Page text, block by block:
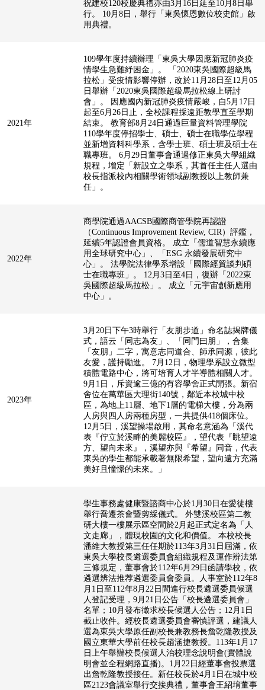
祝建校120校慶典禮亦由3月16日延至10月8日舉
行。 10月8日，舉行「東吳懷恩數位校史館」啟
用典禮。
2021年
109學年度持續辦理「東吳大學因應新冠肺炎疫
情學生急難紓困金」。 「2020東吳國際超級馬
拉松」受疫情影響停辦，改於11月28日至12月05
日舉辦「2020東吳國際超級馬拉松線上研討
會」。 因應國內新冠肺炎疫情嚴峻，自5月17日
起至6月26日止，全校課程採遠距教學直至學期
結束。 教育部8月24日通過巨量資料管理學院
110學年度停招學士、碩士、碩士在職學位學程
並新增資料科學系，含學士班、碩士班及碩士在
職專班。 6月29日董事會通過修正東吳大學組織
規程，增定「新設立之學系，其首任主任人選由
校長指派校內相關學術領域副教授以上教師兼
任」。
2022年
商學院通過AACSB國際商管學院再認證
（Continuous Improvement Review, CIR）評鑑，
延續5年認證會員資格。 成立「儒道智慧永續應
用全球研究中心」、「ESG 永續發展研究中
心」。 法學院法律學系增設「國際經貿談判碩
士在職專班」。 12月3日至4日，復辦「2022東
吳國際超級馬拉松」。 成立「元宇宙創新應用
中心」。
2023年
3月20日下午3時舉行「友朋步道」命名誌揭牌儀
式，語云「同志為友」、「同門曰朋」，合集
「友朋」二字，寓意志同道合、師承同源，彼此
友愛，護持勵進。 7月12日，物理學系設立微型
積體電路中心，將可培育人才半導體相關人才。
9月1日，斥資逾三億的有容學舍正式開張。新宿
舍位在萬華區大理街140號，鄰近本校城中校
區，為地上11層、地下1層的電梯大樓，分為兩
人房與四人房兩種房型，一共提供418個床位。
12月5日，溪望操場啟用，其命名意涵為「溪代
表『佇立於溪畔的美麗校區』，望代表『眺望遠
方、望向未來』，溪望亦與『希望』同音，代表
東吳的學生都能承載著無限希望，望向遠方充滿
美好且憧憬的未來。」
學生事務處健康暨諮商中心於1月30日在愛徒樓
舉行喬遷茶會暨剪綵儀式。 外雙溪校區第二教
研大樓一樓展示區空間於2月起正式定名為「人
文走廊」，體現校園的文化和價值。 本校校長
潘維大教授第三任任期於113年3月31日屆滿，依
東吳大學校長遴選委員會組織規程及運作辨法第
三條規定，董事會於112年6月29日函請學校，依
遴選辨法推荐遴選委員會委員。人事室於112年8
月1日至112年8月22日間進行校長遴選委員候選
人登記受理，9月21日公告「校長遴選委員會」
名單；10月發布徵求校長候選人公告；12月1日
截止收件。經校長遴選委員會審慎評選，建議人
選為東吳大學原任副校長兼教務長詹乾隆教授及
國立東華大學前任校長趙涵捷教授。113年1月17
日上午舉辦校長候選人治校理念說明會(實體說
明會並全程網路直播)。1月22日經董事會投票選
出詹乾隆教授接任。新任校長於4月1日在城中校
區2123會議室舉行交接典禮，董事會王紹堉董事